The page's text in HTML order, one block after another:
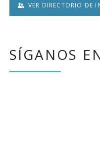
VER DIRECTORIO DE
SÍGANOS